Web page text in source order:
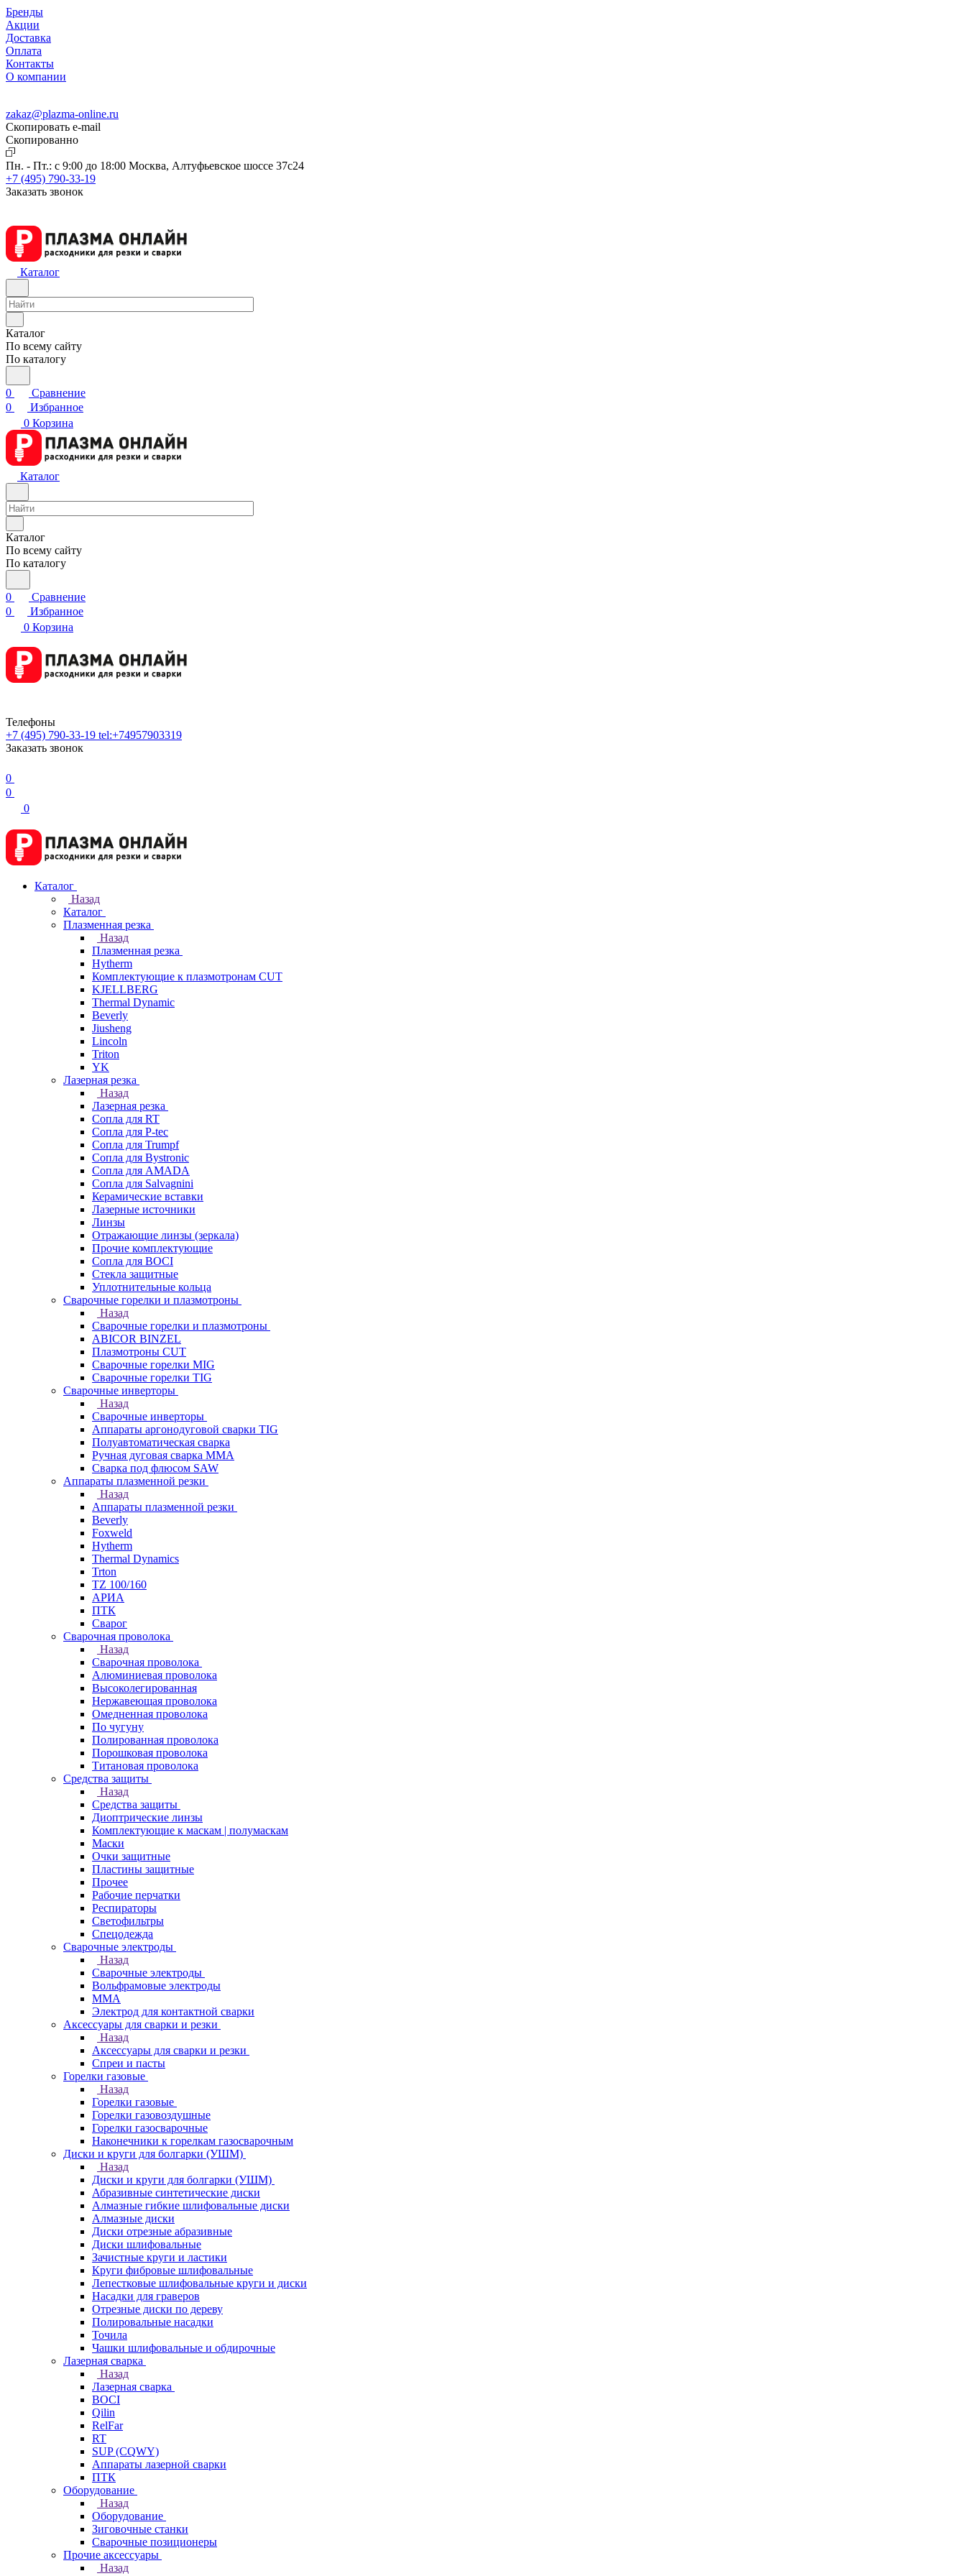
Бренды
Акции
Доставка
Оплата
Контакты
О компании
zakaz@plazma-online.ru
Скопировать e-mail
Cкопированно
Пн. - Пт.: с 9:00 до 18:00 Москва, Алтуфьевское шоссе 37с24
+7 (495) 790-33-19
Заказать звонок
Каталог
Каталог
По всему сайту
По каталогу
0
Сравнение
0
Избранное
0 Корзина
Каталог
Каталог
По всему сайту
По каталогу
0
Сравнение
0
Избранное
0 Корзина
Телефоны
+7 (495) 790-33-19 tel:+74957903319
Заказать звонок
0
0
0
Каталог
Назад
Каталог
Плазменная резка
Назад
Плазменная резка
Hytherm
Комплектующие к плазмотронам CUT
KJELLBERG
Thermal Dynamic
Beverly
Jiusheng
Lincoln
Triton
YK
Лазерная резка
Назад
Лазерная резка
Сопла для RT
Сопла для P-tec
Сопла для Trumpf
Сопла для Bystronic
Сопла для AMADA
Сопла для Salvagnini
Керамические вставки
Лазерные источники
Линзы
Отражающие линзы (зеркала)
Прочие комплектующие
Сопла для BOCI
Стекла защитные
Уплотнительные кольца
Сварочные горелки и плазмотроны
Назад
Сварочные горелки и плазмотроны
ABICOR BINZEL
Плазмотроны CUT
Сварочные горелки MIG
Сварочные горелки TIG
Сварочные инверторы
Назад
Сварочные инверторы
Аппараты аргонодуговой сварки TIG
Полуавтоматическая сварка
Ручная дуговая сварка MMA
Сварка под флюсом SAW
Аппараты плазменной резки
Назад
Аппараты плазменной резки
Beverly
Foxweld
Hytherm
Thermal Dynamics
Trton
TZ 100/160
АРИА
ПТК
Сварог
Сварочная проволока
Назад
Сварочная проволока
Алюминиевая проволока
Высоколегированная
Нержавеющая проволока
Омедненная проволока
По чугуну
Полированная проволока
Порошковая проволока
Титановая проволока
Средства защиты
Назад
Средства защиты
Диоптрические линзы
Комплектующие к маскам | полумаскам
Маски
Очки защитные
Пластины защитные
Прочее
Рабочие перчатки
Респираторы
Светофильтры
Спецодежда
Сварочные электроды
Назад
Сварочные электроды
Вольфрамовые электроды
ММА
Электрод для контактной сварки
Аксессуары для сварки и резки
Назад
Аксессуары для сварки и резки
Спреи и пасты
Горелки газовые
Назад
Горелки газовые
Горелки газовоздушные
Горелки газосварочные
Наконечники к горелкам газосварочным
Диски и круги для болгарки (УШМ)
Назад
Диски и круги для болгарки (УШМ)
Абразивные синтетические диски
Алмазные гибкие шлифовальные диски
Алмазные диски
Диски отрезные абразивные
Диски шлифовальные
Зачистные круги и ластики
Круги фибровые шлифовальные
Лепестковые шлифовальные круги и диски
Насадки для граверов
Отрезные диски по дереву
Полировальные насадки
Точила
Чашки шлифовальные и обдирочные
Лазерная сварка
Назад
Лазерная сварка
BOCI
Qilin
RelFar
RT
SUP (CQWY)
Аппараты лазерной сварки
ПТК
Оборудование
Назад
Оборудование
Зиговочные станки
Сварочные позиционеры
Прочие аксессуары
Назад